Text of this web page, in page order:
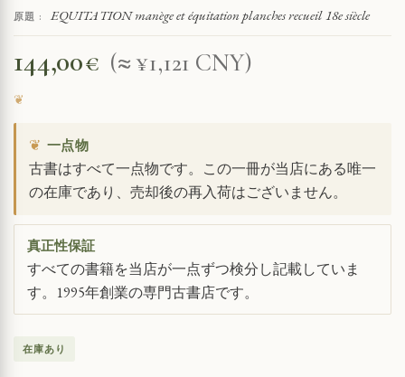
原題 : EQUITATION manège et équitation planches recueil 18e siècle
144,00€ (≈ ¥1,121 CNY)
❦ 一点物
古書はすべて一点物です。この一冊が当店にある唯一
の在庫であり、売却後の再入荷はございません。
真正性保証
すべての書籍を当店が一点ずつ検分し記載していま
す。1995年創業の専門古書店です。
在庫あり